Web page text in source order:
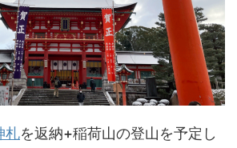
札を返納+稲荷山の登山を予定し